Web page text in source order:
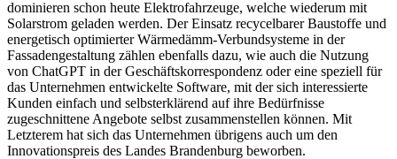
dominieren schon heute Elektrofahrzeuge, welche wiederum mit
Solarstrom geladen werden. Der Einsatz recycelbarer Baustoffe und
energetisch optimierter Wärmedämm-Verbundsysteme in der
Fassadengestaltung zählen ebenfalls dazu, wie auch die Nutzung
von ChatGPT in der Geschäftskorrespondenz oder eine speziell für
das Unternehmen entwickelte Software, mit der sich interessierte
Kunden einfach und selbsterklärend auf ihre Bedürfnisse
zugeschnittene Angebote selbst zusammenstellen können. Mit
Letzterem hat sich das Unternehmen übrigens auch um den
Innovationspreis des Landes Brandenburg beworben.